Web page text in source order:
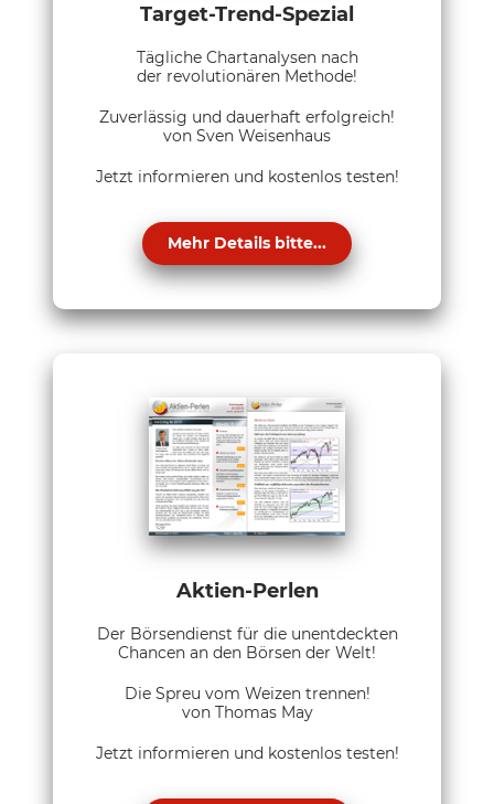
Target-Trend-Spezial
Tägliche Chartanalysen nach
der revolutionären Methode!
Zuverlässig und dauerhaft erfolgreich!
von Sven Weisenhaus
Jetzt informieren und kostenlos testen!
Mehr Details bitte...
Aktien-Perlen
Der Börsendienst für die unentdeckten
Chancen an den Börsen der Welt!
Die Spreu vom Weizen trennen!
von Thomas May
Jetzt informieren und kostenlos testen!